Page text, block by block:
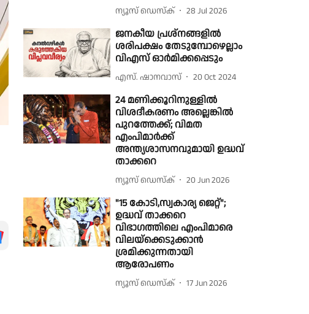
ന്യൂസ് ഡെസ്ക് 28 Jul 2026
ജനകീയ പ്രശ്നങ്ങളില്‍
ശരിപക്ഷം തേടുമ്പോഴെല്ലാം
വിഎസ് ഓര്‍മിക്കപ്പെടും
എസ്. ഷാനവാസ് 20 Oct 2024
24 മണിക്കൂറിനുള്ളിൽ
വിശദീകരണം അല്ലെങ്കിൽ
പുറത്തേക്ക്; വിമത
എംപിമാർക്ക്
അന്ത്യശാസനവുമായി ഉദ്ധവ്
താക്കറെ
ന്യൂസ് ഡെസ്ക് 20 Jun 2026
"15 കോടി,സ്വകാര്യ ജെറ്റ്";
ഉദ്ധവ് താക്കറെ
വിഭാഗത്തിലെ എംപിമാരെ
വിലയ്ക്കെടുക്കാൻ
ശ്രമിക്കുന്നതായി
ആരോപണം
ന്യൂസ് ഡെസ്ക് 17 Jun 2026